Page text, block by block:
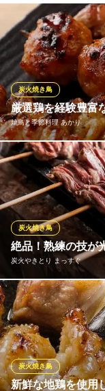
厳選鶏を経験豊富
焼鳥と季節料理 あかり
炭火焼き鳥
濃厚な旨味が特徴の
中央卸売市場から新
立つのは修業を積ん
方・温度で食材の長
酸効いたビールや自
い。
焼鳥と季節料理
日本酒と季節料理
ＪＲ横浜駅 徒歩4
神奈川県横浜市神奈川
絶品！熟練の技が
炭火やきとり まっすぐ
炭火焼き鳥
大きめにカットした
丁寧に焼き上げた炭
で鶏肉の皮はパリっ
妙な火加減で焼いて
の芳ばしい香りと肉
ださい。
新鮮な地鶏を使用
炭火焼き鳥